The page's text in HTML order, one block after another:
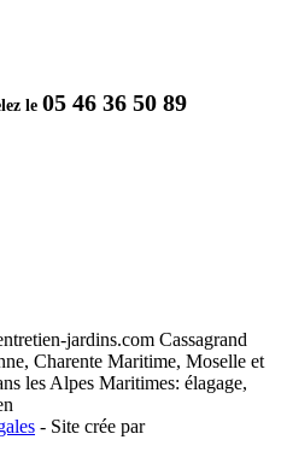
le 05 46 36 50 89
jardins.com Cassagrand
Charente Maritime, Moselle et
les Alpes Maritimes: élagage,
- Site crée par